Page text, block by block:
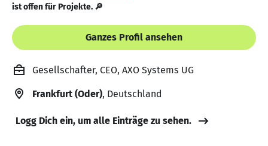
ist offen für Projekte. 🔎
Ganzes Profil ansehen
Gesellschafter, CEO, AXO Systems UG
Frankfurt (Oder), Deutschland
Logg Dich ein, um alle Einträge zu sehen.